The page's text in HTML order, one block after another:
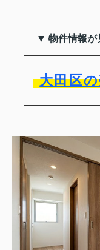
▼ 物件情報が
大田区